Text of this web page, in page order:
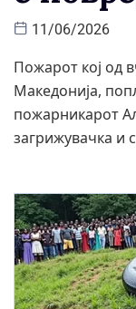
11/06/2026
Пожарот кој од
Македонија,
пожарникарот
загрижувачка и